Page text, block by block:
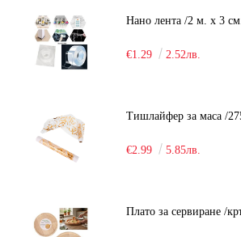
Нано лента /2 м. х 3
€1.29 2.52лв.
Тишлайфер за маса /
€2.99 5.85лв.
Плато за сервиране /